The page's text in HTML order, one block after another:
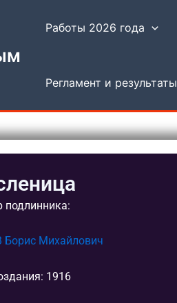
Работы 2026 года
Регламент и результаты
подлинника:
Михайлович
1916